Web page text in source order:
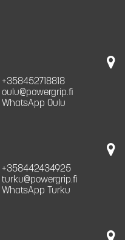
+358452718818
oulu@powergrip.fi
WhatsApp Oulu
+358442434925
turku@powergrip.fi
WhatsApp Turku